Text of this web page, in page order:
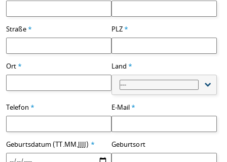
Straße * PLZ *
Ort * Land *
---
Telefon * E-Mail *
Geburtsdatum (TT.MM.JJJJ) * Geburtsort